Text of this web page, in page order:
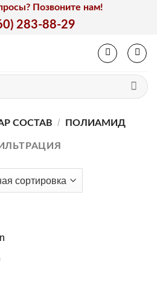
Позвоните нам!
283-88-29
СОСТАВ / ПОЛИАМИД